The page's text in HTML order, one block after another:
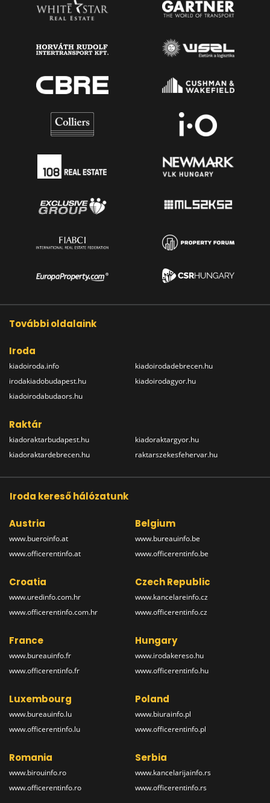
További oldalaink
Iroda
kiadoiroda.info
irodakiadobudapest.hu
kiadoirodabudaors.hu
kiadoirodadebrecen.hu
kiadoirodagyor.hu
Raktár
kiadoraktarbudapest.hu
kiadoraktardebrecen.hu
kiadoraktargyor.hu
raktarszekesfehervar.hu
Iroda kereső hálózatunk
Austria
www.bueroinfo.at
www.officerentinfo.at
Belgium
www.bureauinfo.be
www.officerentinfo.be
Croatia
www.uredinfo.com.hr
www.officerentinfo.com.hr
Czech Republic
www.kancelareinfo.cz
www.officerentinfo.cz
France
www.bureauinfo.fr
www.officerentinfo.fr
Hungary
www.irodakereso.hu
www.officerentinfo.hu
Luxembourg
www.bureauinfo.lu
www.officerentinfo.lu
Poland
www.biurainfo.pl
www.officerentinfo.pl
Romania
www.birouinfo.ro
www.officerentinfo.ro
Serbia
www.kancelarijainfo.rs
www.officerentinfo.rs